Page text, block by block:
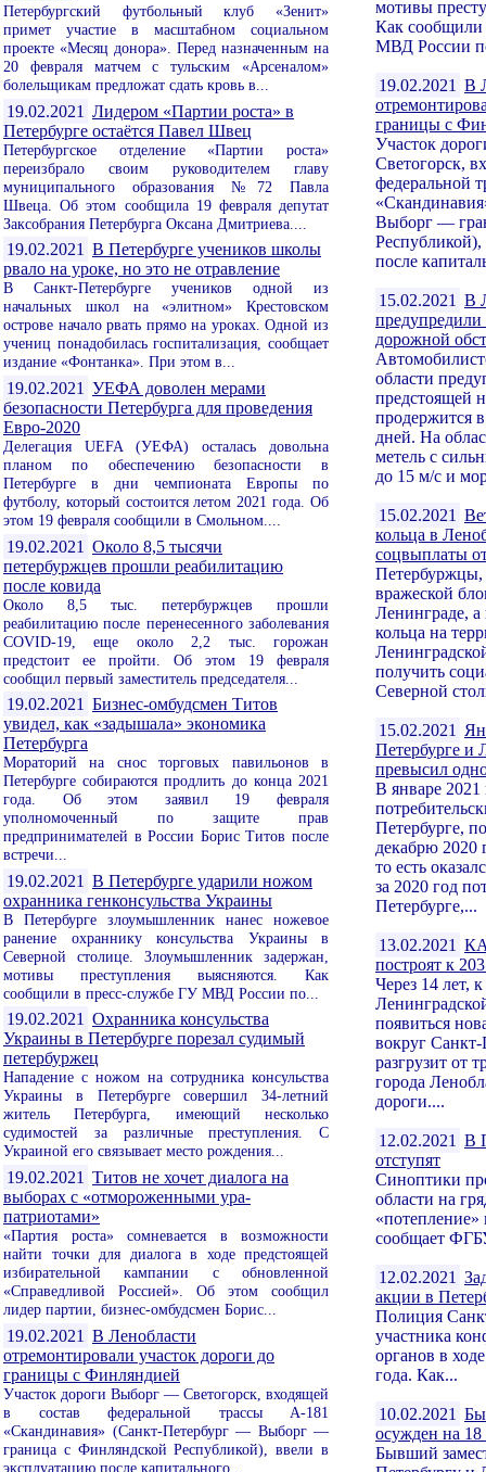
Петербургский футбольный клуб «Зенит»
примет участие в масштабном социальном
проекте «Месяц донора». Перед назначенным на
20 февраля матчем с тульским «Арсеналом»
болельщикам предложат сдать кровь в...
19.02.2021 Лидером «Партии роста» в
Петербурге остаётся Павел Швец
Петербургское отделение «Партии роста»
переизбрало своим руководителем главу
муниципального образования №72 Павла
Швеца. Об этом сообщила 19 февраля депутат
Заксобрания Петербурга Оксана Дмитриева....
19.02.2021 В Петербурге учеников школы
рвало на уроке, но это не отравление
В Санкт-Петербурге учеников одной из
начальных школ на «элитном» Крестовском
острове начало рвать прямо на уроках. Одной из
учениц понадобилась госпитализация, сообщает
издание «Фонтанка». При этом в...
19.02.2021 УЕФА доволен мерами
безопасности Петербурга для проведения
Евро-2020
Делегация UEFA (УЕФА) осталась довольна
планом по обеспечению безопасности в
Петербурге в дни чемпионата Европы по
футболу, который состоится летом 2021 года. Об
этом 19 февраля сообщили в Смольном....
19.02.2021 Около 8,5 тысячи
петербуржцев прошли реабилитацию
после ковида
Около 8,5 тыс. петербуржцев прошли
реабилитацию после перенесенного заболевания
COVID-19, еще около 2,2 тыс. горожан
предстоит ее пройти. Об этом 19 февраля
сообщил первый заместитель председателя...
19.02.2021 Бизнес-омбудсмен Титов
увидел, как «задышала» экономика
Петербурга
Мораторий на снос торговых павильонов в
Петербурге собираются продлить до конца 2021
года. Об этом заявил 19 февраля
уполномоченный по защите прав
предпринимателей в России Борис Титов после
встречи...
19.02.2021 В Петербурге ударили ножом
охранника генконсульства Украины
В Петербурге злоумышленник нанес ножевое
ранение охраннику консульства Украины в
Северной столице. Злоумышленник задержан,
мотивы преступления выясняются. Как
сообщили в пресс-службе ГУ МВД России по...
19.02.2021 Охранника консульства
Украины в Петербурге порезал судимый
петербуржец
Нападение с ножом на сотрудника консульства
Украины в Петербурге совершил 34-летний
житель Петербурга, имеющий несколько
судимостей за различные преступления. С
Украиной его связывает место рождения...
19.02.2021 Титов не хочет диалога на
выборах с «отмороженными ура-
патриотами»
«Партия роста» сомневается в возможности
найти точки для диалога в ходе предстоящей
избирательной кампании с обновленной
«Справедливой Россией». Об этом сообщил
лидер партии, бизнес-омбудсмен Борис...
19.02.2021 В Ленобласти
отремонтировали участок дороги до
границы с Финляндией
Участок дороги Выборг — Светогорск, входящей
в состав федеральной трассы А-181
«Скандинавия» (Санкт-Петербург — Выборг —
граница с Финляндской Республикой), ввели в
эксплуатацию после капитального...
мотивы
Как сообщили
МВД России
19.02.2021 В
границы с
Участок
Светогорск,
федеральной
Выборг —
после
15.02.2021 В
предупредили
дорожной
области
предстоящей
продержится
дней. На
метель с
до 15 м/с и
15.02.2021
кольца в
соцвыплаты
вражеской
Ленинграде, а
кольца на
получить
Северной
15.02.2021
Петербурге и
превысил
В январе 2021
Петербурге,
декабрю 2020
то есть
за 2020 год
Петербурге,...
13.02.2021
построят к
Через 14 лет,
появиться
вокруг Санкт-
разгрузит от
города
дороги....
12.02.2021 В
отступят
Синоптики
области на
сообщает
12.02.2021
акции в
Полиция
участника
органов в
года. Как...
10.02.2021
осужден на 18
Бывший